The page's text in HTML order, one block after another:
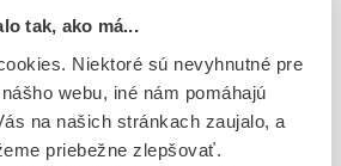
tak, ako má...
Niektoré sú nevyhnutné pre
webu, iné nám pomáhajú
na našich stránkach zaujalo, a
priebežne zlepšovať.
Írsko